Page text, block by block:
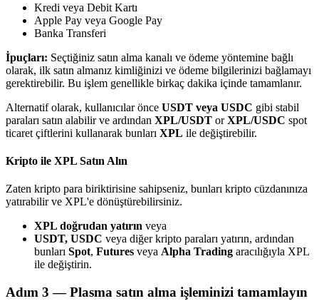
Bitrue Ortakları
Bitrue İş Ortağı
Kredi veya Debit Kartı
Apple Pay veya Google Pay
Banka Transferi
İpuçları: Seçtiğiniz satın alma kanalı ve ödeme yöntemine bağlı
olarak, ilk satın almanız kimliğinizi ve ödeme bilgilerinizi bağlamayı
gerektirebilir. Bu işlem genellikle birkaç dakika içinde tamamlanır.
Alternatif olarak, kullanıcılar önce USDT veya USDC gibi stabil
paraları satın alabilir ve ardından XPL/USDT orXPL/USDC spot
ticaret çiftlerini kullanarak bunları XPL ile değiştirebilir.
Kripto ile XPL Satın Alın
Zaten kripto para biriktirisine sahipseniz, bunları kripto cüzdanınıza
yatırabilir ve XPL'e dönüştürebilirsiniz.
XPL doğrudan yatırın veya
USDT, USDC veya diğer kripto paraları yatırın, ardından
bunları Spot, Futures veya Alpha Trading aracılığıyla XPL
ile değiştirin.
Adım 3 —Plasma satın alma işleminizi tamamlayın